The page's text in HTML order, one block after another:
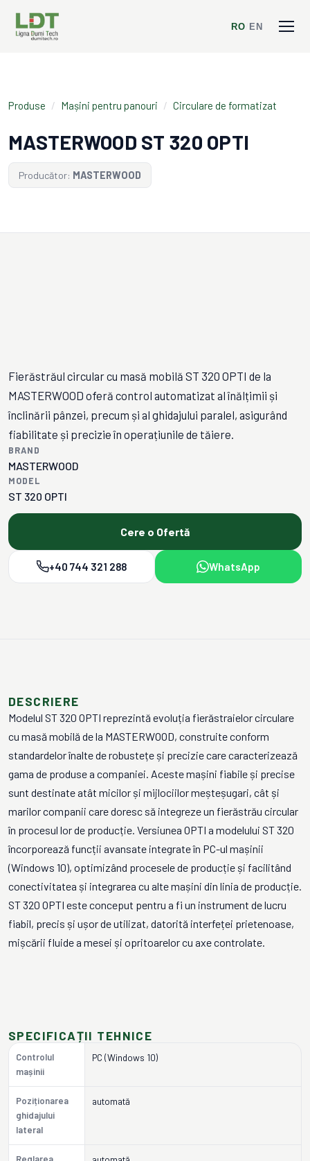
RO EN
Produse / Mașini pentru panouri / Circulare de formatizat
MASTERWOOD ST 320 OPTI
Producător: MASTERWOOD
Fierăstrăul circular cu masă mobilă ST 320 OPTI de la
MASTERWOOD oferă control automatizat al înălțimii și
înclinării pânzei, precum și al ghidajului paralel, asigurând
fiabilitate și precizie în operațiunile de tăiere.
BRAND
MASTERWOOD
MODEL
ST 320 OPTI
Cere o Ofertă
+40 744 321 288 WhatsApp
DESCRIERE
Modelul ST 320 OPTI reprezintă evoluția fierăstraielor circulare
cu masă mobilă de la MASTERWOOD, construite conform
standardelor înalte de robustețe și precizie care caracterizează
gama de produse a companiei. Aceste mașini fiabile și precise
sunt destinate atât micilor și mijlociilor meșteșugari, cât și
marilor companii care doresc să integreze un fierăstrău circular
în procesul lor de producție. Versiunea OPTI a modelului ST 320
încorporează funcții avansate integrate în PC-ul mașinii
(Windows 10), optimizând procesele de producție și facilitând
conectivitatea și integrarea cu alte mașini din linia de producție.
ST 320 OPTI este conceput pentru a fi un instrument de lucru
fiabil, precis și ușor de utilizat, datorită interfeței prietenoase,
mișcării fluide a mesei și opritoarelor cu axe controlate.
SPECIFICAȚII TEHNICE
Controlul
mașinii
PC (Windows 10)
Poziționarea
ghidajului
lateral
automată